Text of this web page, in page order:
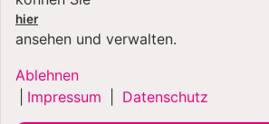
hier
ansehen und verwalten.
Ablehnen
Impressum Datenschutz